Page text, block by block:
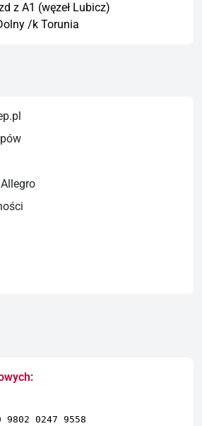
z A1 (węzeł Lubicz)
/k Torunia
9802 0247 9558